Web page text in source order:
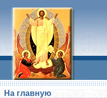
На главную